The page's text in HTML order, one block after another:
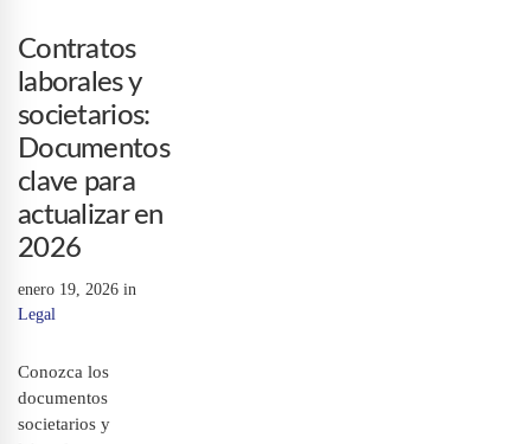
Contratos
laborales y
societarios:
Documentos
clave para
actualizar en
2026
enero 19, 2026 in
Legal
Conozca los
documentos
societarios y